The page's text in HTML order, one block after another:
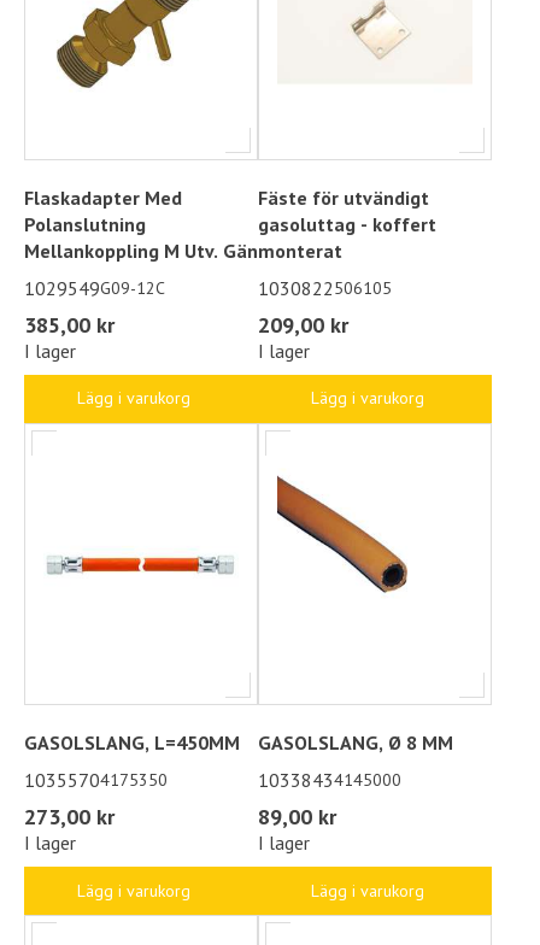
Flaskadapter Med
Polanslutning
Mellankoppling M Utv. Gän
1029549G09-12C
385,00 kr
I lager
Lägg i varukorg
Fäste för utvändigt
gasoluttag - koffert
monterat
1030822506105
209,00 kr
I lager
Lägg i varukorg
GASOLSLANG, L=450MM
10355704175350
273,00 kr
I lager
Lägg i varukorg
GASOLSLANG, Ø 8 MM
10338434145000
89,00 kr
I lager
Lägg i varukorg